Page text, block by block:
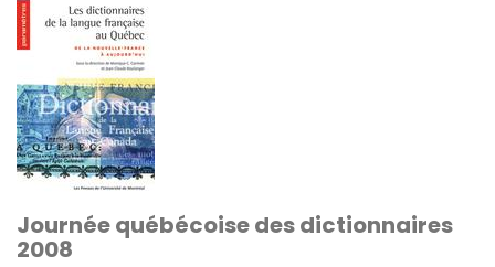
Journée québécoise des dictionnaires
2008